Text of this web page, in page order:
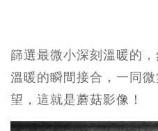
篩選最微小深刻溫暖的
溫暖的瞬間接合，一同
望，這就是蘑菇影像！